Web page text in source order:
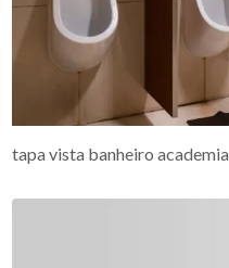
tapa vista banheiro academia